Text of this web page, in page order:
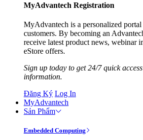
MyAdvantech Registration
MyAdvantech is a personalized
customers. By becoming an
receive latest product news, webinar
eStore offers.
Sign up today to get 24/7 quick
information.
Đăng Ký Log In
MyAdvantech
Sản Phẩm
Embedded Computing